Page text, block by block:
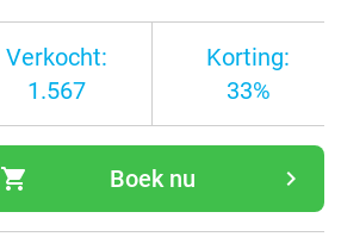
Verkocht:
1.567
Korting:
33%
shopping_cart navigate_next
Boek nu